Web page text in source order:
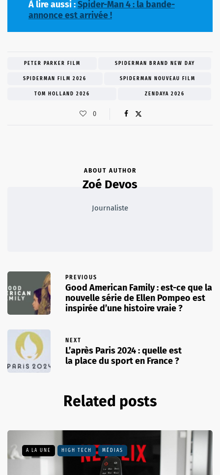
À lire aussi :Spider-Man 4 : la bande-
annonce est arrivée !
PETER PARKER FILM SPIDERMAN BRAND NEW DAY
SPIDERMAN FILM 2026 SPIDERMAN NOUVEAU FILM
TOM HOLLAND 2026 ZENDAYA 2026
0
ABOUT AUTHOR
Zoé Devos
Journaliste
PREVIOUS
Good American Family : est-ce que la
nouvelle série de Ellen Pompeo est
inspirée d’une histoire vraie ?
NEXT
L’après Paris 2024 : quelle est
la place du sport en France ?
Related posts
A LA UNE HIGH TECH MÉDIAS